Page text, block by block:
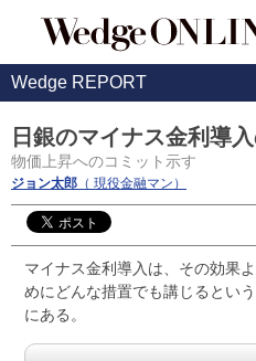
Wedge REPORT
日銀のマイナス金利導
物価上昇へのコミット示す
ジョン太郎 （ 現役金融マン）
マイナス金利導入は、その効果
めにどんな措置でも講じるとい
にある。